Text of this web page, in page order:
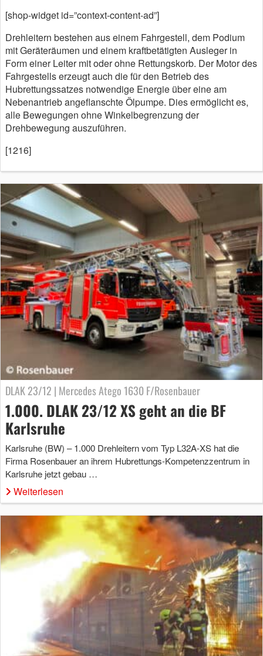
[shop-widget id=”context-content-ad”]
Drehleitern bestehen aus einem Fahrgestell, dem Podium
mit Geräteräumen und einem kraftbetätigten Ausleger in
Form einer Leiter mit oder ohne Rettungskorb. Der Motor des
Fahrgestells erzeugt auch die für den Betrieb des
Hubrettungssatzes notwendige Energie über eine am
Nebenantrieb angeflanschte Ölpumpe. Dies ermöglicht es,
alle Bewegungen ohne Winkelbegrenzung der
Drehbewegung auszuführen.
[1216]
DLAK 23/12 | Mercedes Atego 1630 F/Rosenbauer
1.000. DLAK 23/12 XS geht an die BF
Karlsruhe
Karlsruhe (BW) – 1.000 Drehleitern vom Typ L32A-XS hat die
Firma Rosenbauer an ihrem Hubrettungs-Kompetenzzentrum in
Karlsruhe jetzt gebau …
Weiterlesen